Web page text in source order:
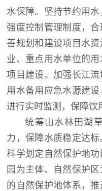
水保障。坚持节约用
强度控制管理制度，
善规划和建设项目水
业、重点用水单位的
项目建设。加强长江
用水备用应急水源建
进行实时监测，保障饮
统筹山水林田湖
力，保障水质稳定达标
科学划定自然保护地
园为主体、自然保护
的自然保护地体系，